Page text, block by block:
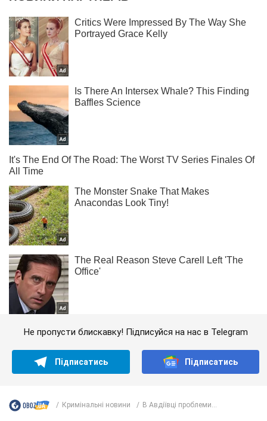
Не пропусти блискавку! Підписуйся на нас в Telegram
Підписатись Підписатись
Кримінальні новини В Авдіївці проблеми...